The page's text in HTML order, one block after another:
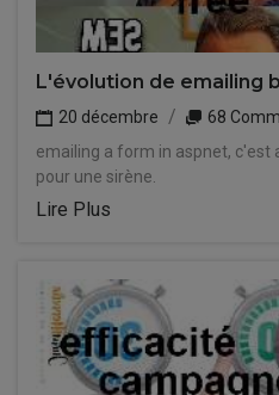
L'évolution de emailing
20 décembre
68
emailing a form in aspnet, c'est
pour une sirène.
Lire Plus